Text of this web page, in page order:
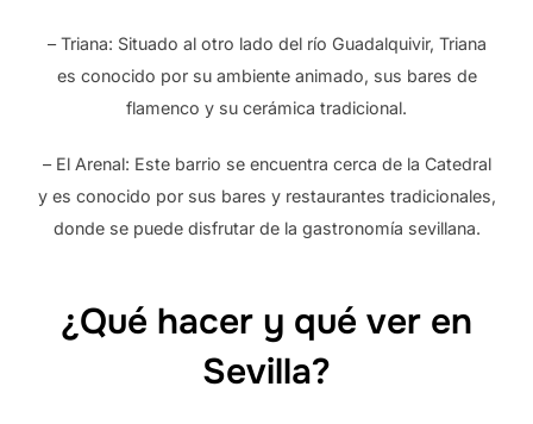
– Triana: Situado al otro lado del río Guadalquivir, Triana
es conocido por su ambiente animado, sus bares de
flamenco y su cerámica tradicional.
– El Arenal: Este barrio se encuentra cerca de la Catedral
y es conocido por sus bares y restaurantes tradicionales,
donde se puede disfrutar de la gastronomía sevillana.
¿Qué hacer y qué ver en
Sevilla?